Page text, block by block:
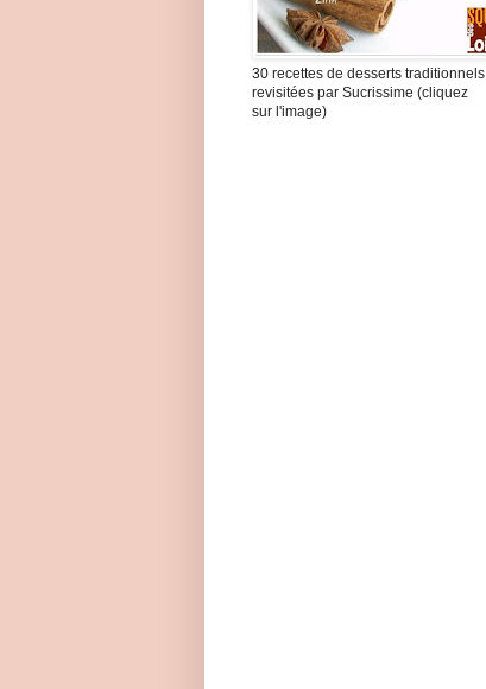
30 recettes de desserts traditionnels
revisitées par Sucrissime (cliquez
sur l'image)